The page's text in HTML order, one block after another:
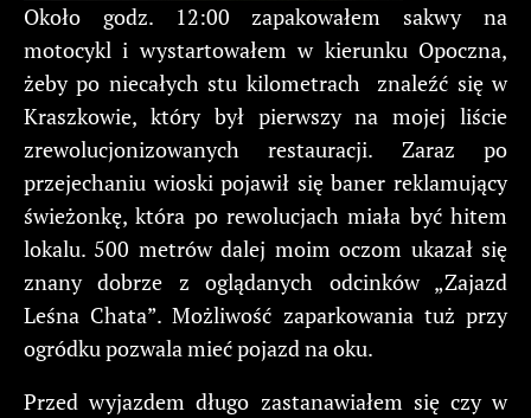
Około godz. 12:00 zapakowałem sakwy na
motocykl i wystartowałem w kierunku Opoczna,
żeby po niecałych stu kilometrach znaleźć się w
Kraszkowie, który był pierwszy na mojej liście
zrewolucjonizowanych restauracji. Zaraz po
przejechaniu wioski pojawił się baner reklamujący
świeżonkę, która po rewolucjach miała być hitem
lokalu. 500 metrów dalej moim oczom ukazał się
znany dobrze z oglądanych odcinków „Zajazd
Leśna Chata”. Możliwość zaparkowania tuż przy
ogródku pozwala mieć pojazd na oku.
Przed wyjazdem długo zastanawiałem się czy w